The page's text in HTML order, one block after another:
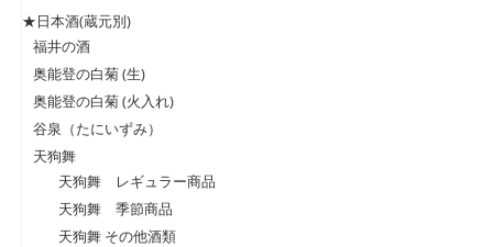
★日本酒(蔵元別)
福井の酒
奥能登の白菊 (生)
奥能登の白菊 (火入れ)
谷泉（たにいずみ）
天狗舞
天狗舞 レギュラー商品
天狗舞 季節商品
天狗舞 その他酒類